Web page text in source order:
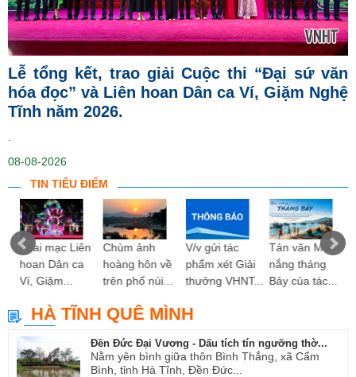
Lễ tổng kết, trao giải Cuộc thi “Đại sứ văn
hóa đọc” và Liên hoan Dân ca Ví, Giặm Nghệ
Tĩnh năm 2026.
08-08-2026
TIN TIÊU ĐIỂM
Khai mạc Liên
hoan Dân ca
Ví, Giặm...
Chùm ảnh
hoàng hôn về
trên phố núi...
V/v gửi tác
phẩm xét Giải
thưởng VHNT...
Tản văn Mùa
nắng tháng
Bảy của tác...
HÀ TĨNH QUÊ MÌNH
Đền Đức Đại Vương - Dấu tích tín ngưỡng thờ...
Nằm yên bình giữa thôn Bình Thắng, xã Cẩm
Bình, tỉnh Hà Tĩnh, Đền Đức...